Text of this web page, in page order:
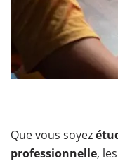
Que vous soyez
professionnelle,